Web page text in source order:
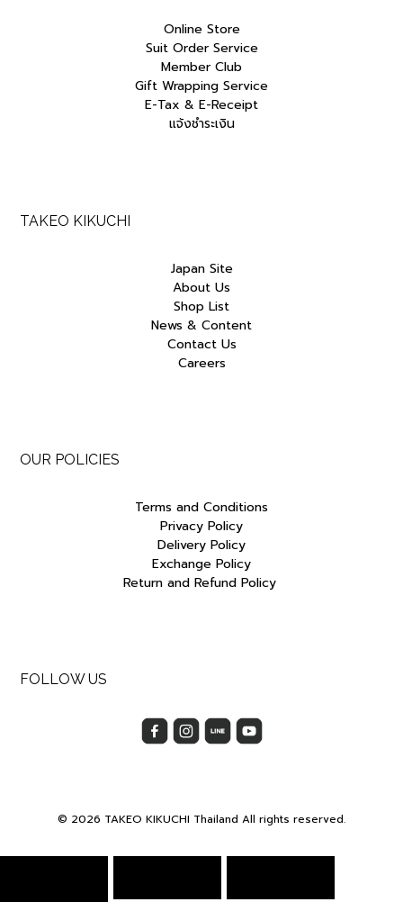
Online Store
Suit Order Service
Member Club
Gift Wrapping Service
E-Tax & E-Receipt
แจ้งชำระเงิน
TAKEO KIKUCHI
Japan Site
About Us
Shop List
News & Content
Contact Us
Careers
OUR POLICIES
Terms and Conditions
Privacy Policy
Delivery Policy
Exchange Policy
Return and Refund Policy
FOLLOW US
© 2026 TAKEO KIKUCHI Thailand All rights reserved.